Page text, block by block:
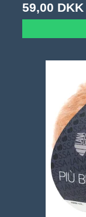
59,00 DKK